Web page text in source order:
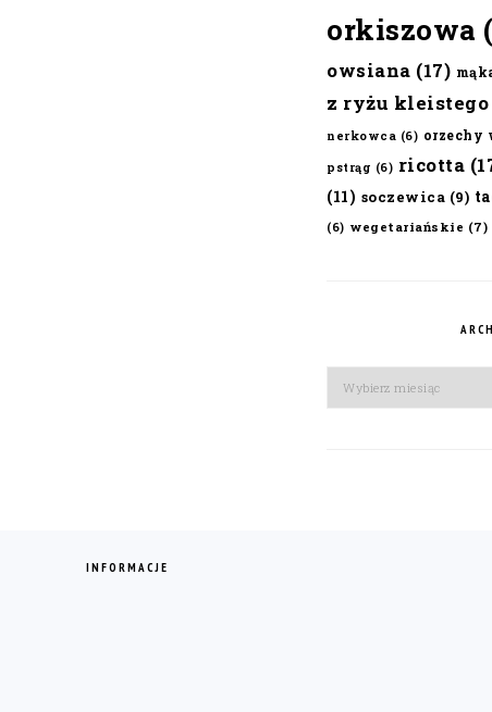
orkiszowa
owsiana (17)
z ryżu kleistego
nerkowca (6) orzechy
pstrąg (6) ricotta
(11) soczewica (9)
(6) wegetariańskie (7)
Archiwa
INFORMACJE